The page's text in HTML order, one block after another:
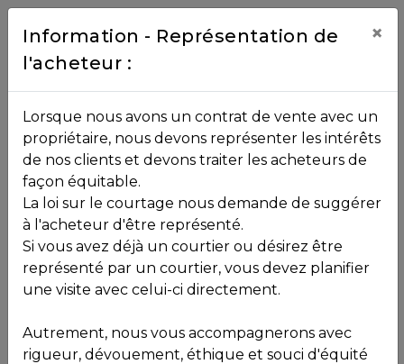
Contact
NOS
PROPRIÉTÉS
VOS
COURTIERS
Équipe
Toutes les propriétés
Vendu
, , ,
J0R 1T0
Voir plus de photos
Information - Représentation de
l'acheteur :
×
Lorsque nous avons un contrat de vente avec un
propriétaire, nous devons représenter les intérêts
de nos clients et devons traiter les acheteurs de
façon équitable.
La loi sur le courtage nous demande de suggérer
à l'acheteur d'être représenté.
Si vous avez déjà un courtier ou désirez être
représenté par un courtier, vous devez planifier
une visite avec celui-ci directement.
Autrement, nous vous accompagnerons avec
rigueur, dévouement, éthique et souci d'équité